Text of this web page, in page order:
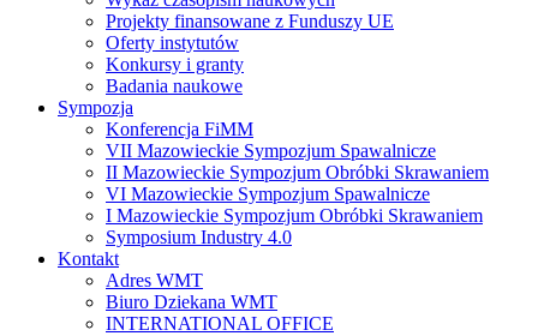
Projekty finansowane z Funduszy UE
Oferty instytutów
Konkursy i granty
Badania naukowe
Sympozja
Konferencja FiMM
VII Mazowieckie Sympozjum Spawalnicze
II Mazowieckie Sympozjum Obróbki Skrawaniem
VI Mazowieckie Sympozjum Spawalnicze
I Mazowieckie Sympozjum Obróbki Skrawaniem
Symposium Industry 4.0
Kontakt
Adres WMT
Biuro Dziekana WMT
INTERNATIONAL OFFICE